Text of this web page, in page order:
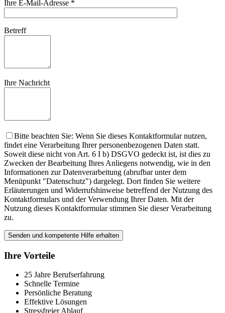
Ihre E-Mail-Adresse *
Betreff
Ihre Nachricht
Bitte beachten Sie: Wenn Sie dieses Kontaktformular nutzen,
findet eine Verarbeitung Ihrer personenbezogenen Daten statt.
Soweit diese nicht von Art. 6 I b) DSGVO gedeckt ist, ist dies zu
Zwecken der Bearbeitung Ihres Anliegens notwendig, wie in den
Informationen zur Datenverarbeitung (abrufbar unter dem
Menüpunkt "Datenschutz") dargelegt. Dort finden Sie weitere
Erläuterungen und Widerrufshinweise betreffend der Nutzung des
Kontaktformulars und der Verwendung Ihrer Daten. Mit der
Nutzung dieses Kontaktformular stimmen Sie dieser Verarbeitung
zu.
Ihre Vorteile
25 Jahre Berufserfahrung
Schnelle Termine
Persönliche Beratung
Effektive Lösungen
Stressfreier Ablauf